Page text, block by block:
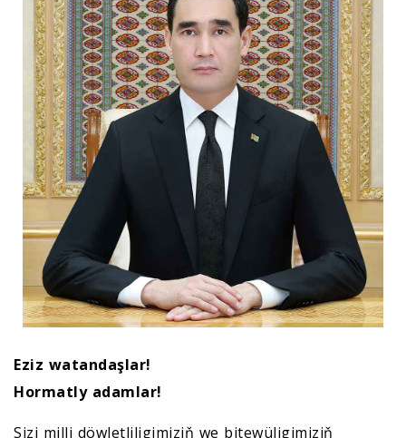
Eziz watandaşlar!
Hormatly adamlar!
Sizi milli döwletliligimiziň we bitewüligimiziň